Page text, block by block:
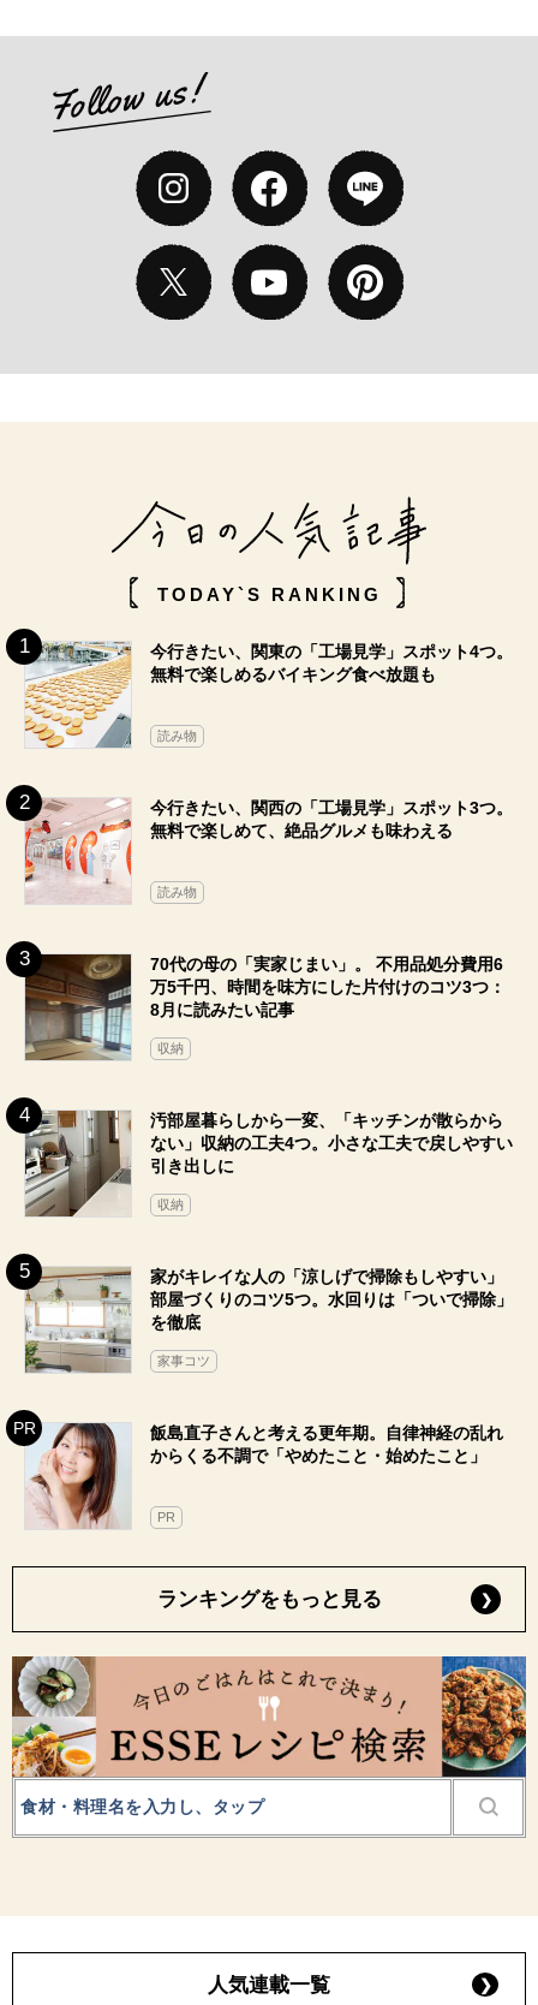
TODAY`S RANKING
今行きたい、関東の「工場見学」スポット4つ。
無料で楽しめるバイキング食べ放題も
読み物
今行きたい、関西の「工場見学」スポット3つ。
無料で楽しめて、絶品グルメも味わえる
読み物
70代の母の「実家じまい」。 不用品処分費用6
万5千円、時間を味方にした片付けのコツ3つ：
8月に読みたい記事
収納
汚部屋暮らしから一変、「キッチンが散らから
ない」収納の工夫4つ。小さな工夫で戻しやすい
引き出しに
収納
家がキレイな人の「涼しげで掃除もしやすい」
部屋づくりのコツ5つ。水回りは「ついで掃除」
を徹底
家事コツ
飯島直子さんと考える更年期。自律神経の乱れ
からくる不調で「やめたこと・始めたこと」
PR
ランキングをもっと見る
人気連載一覧